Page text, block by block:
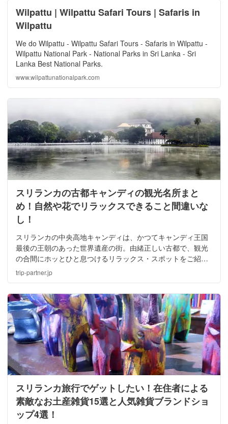
Wilpattu | Wilpattu Safari Tours | Safaris in
Wilpattu
We do Wilpattu - Wilpattu Safari Tours - Safaris in Wilpattu -
Wilpattu National Park - National Parks in Sri Lanka - Sri
Lanka Best National Parks.
www.wilpattunationalpark.com
スリランカの古都キャンディの観光名所まと
め！自然や花でリラックスできること間違いな
し！
スリランカの中央高地キャンディは、かつてキャンディ王国
最後の王朝のあった世界遺産の街。由緒正しい古都で、観光
の合間にホッとひと息つけるリラックス・スポットをご紹
介。定番観光スポットから少しはずれて、忙しい旅の合間に
印象的な思い出がきっと出来るはず！
trip-partner.jp
スリランカ旅行でゲットしたい！在住者による
素敵なお土産雑貨15選と人気雑貨ブランドショ
ップ4選！